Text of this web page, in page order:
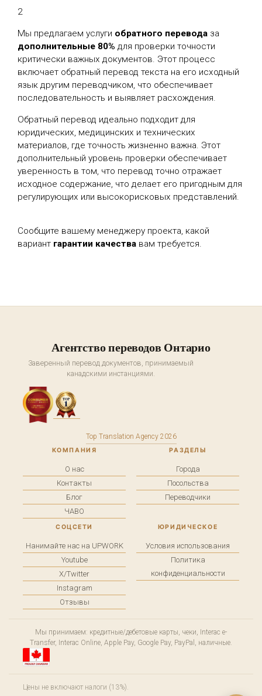
2
Мы предлагаем услуги обратного перевода за
дополнительные 80% для проверки точности
критически важных документов. Этот процесс
включает обратный перевод текста на его исходный
язык другим переводчиком, что обеспечивает
последовательность и выявляет расхождения.
Обратный перевод идеально подходит для
юридических, медицинских и технических
материалов, где точность жизненно важна. Этот
дополнительный уровень проверки обеспечивает
уверенность в том, что перевод точно отражает
исходное содержание, что делает его пригодным для
регулирующих или высокорисковых представлений.
Сообщите вашему менеджеру проекта, какой
вариант гарантии качества вам требуется.
Агентство переводов Онтарио
Заверенный перевод документов, принимаемый
канадскими инстанциями.
Top Translation Agency 2026
КОМПАНИЯ
О нас
Контакты
Блог
ЧАВО
РАЗДЕЛЫ
Города
Посольства
Переводчики
СОЦСЕТИ
Нанимайте нас на UPWORK
Youtube
X/Twitter
Instagram
Отзывы
ЮРИДИЧЕСКОЕ
Условия использования
Политика
конфиденциальности
Мы принимаем: кредитные/дебетовые карты, чеки, Interac e-
Transfer, Interac Online, Apple Pay, Google Pay, PayPal, наличные.
Цены не включают налоги (13%).